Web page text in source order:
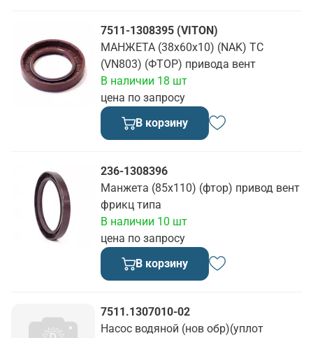
7511-1308395 (VITON)
МАНЖЕТА (38х60х10) (NAK) ТС
(VN803) (ФТОР) привода вент
цена по запросу
В наличии 18 шт
В корзину
236-1308396
Манжета (85х110) (фтор) привод вент
фрикц типа
цена по запросу
В наличии 10 шт
В корзину
7511.1307010-02
Насос водяной (нов обр)(уплот